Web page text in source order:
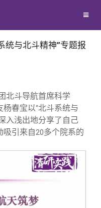
统与北斗精神”专题报
北斗导航首席科学
杨春宝以“北斗系统与
入浅出地分享了自己
吸引来自20多个院系的